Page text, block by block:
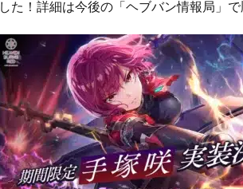
した！詳細は今後の「ヘブバン情報局」